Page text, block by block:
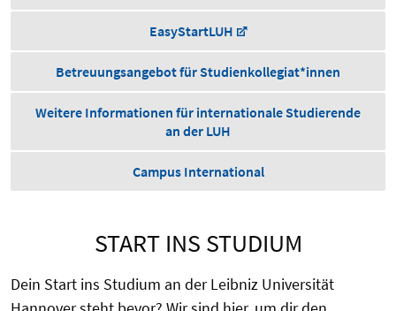
EasyStartLUH
Betreuungsangebot für Studienkollegiat*innen
Weitere Informationen für internationale Studierende
an der LUH
Campus International
START INS STUDIUM
Dein Start ins Studium an der Leibniz Universität